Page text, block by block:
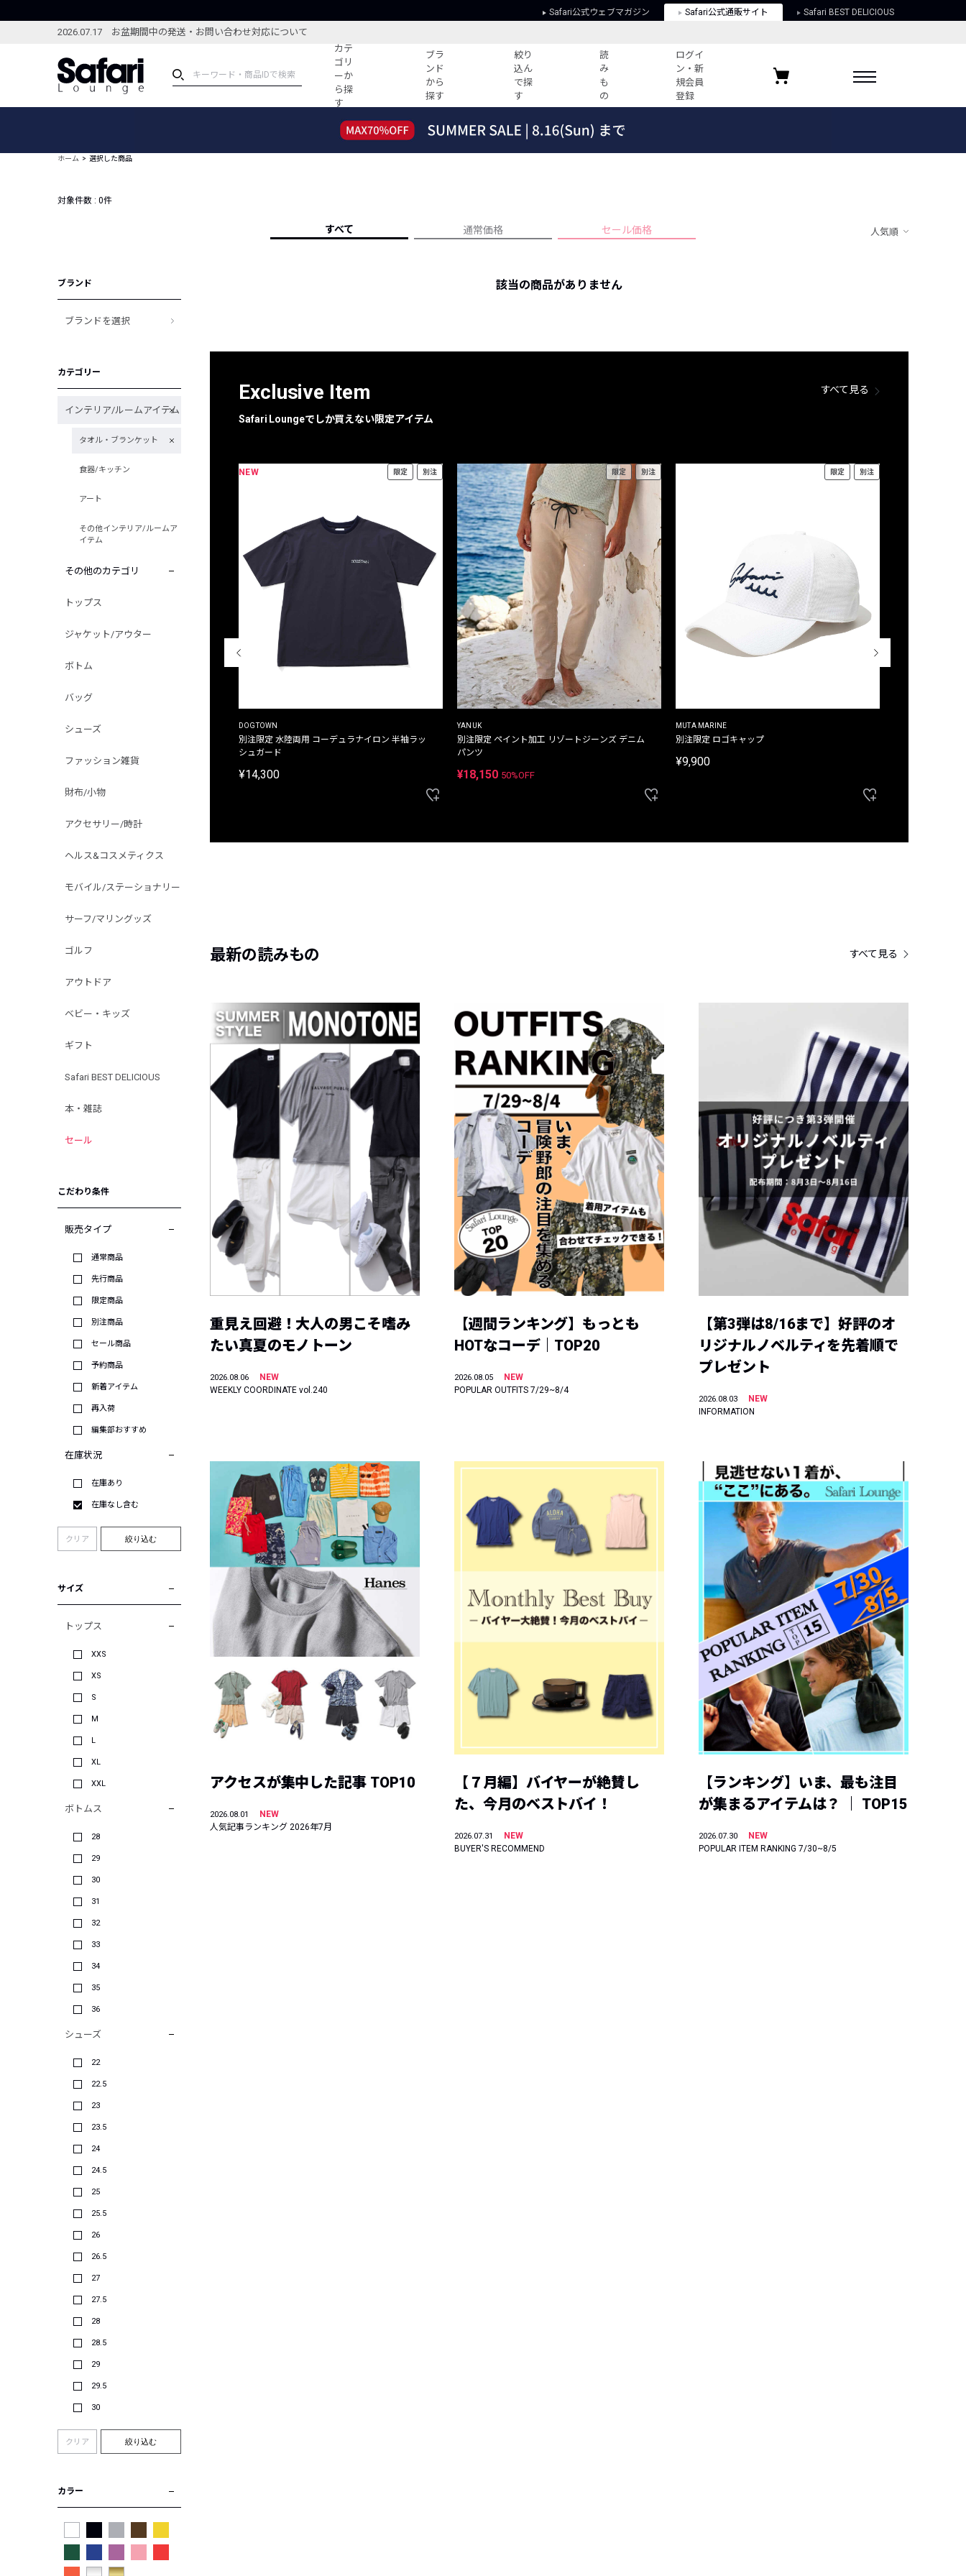
Safari公式ウェブマガジン Safari公式通販サイト Safari BEST DELICIOUS
2026.07.17 お盆期間中の発送・お問い合わせ対応について
カテ
ゴリ
ーか
ら探
す
ブラ
ンド
から
探す
絞り
込ん
で探
す
読
み
も
の
ログイ
ン・新
規会員
登録
ブランドから探す
新着アイテム
セール
編集部のおすすめコーディネート
すべての記事
新ブランドご紹介！
人気アイテム TOP 15
会社概要
特定商取引に関する法律
お気に入りブランド
ホーム 選択した商品
対象件数 : 0件
すべて 通常価格 セール価格 人気順
ブランド
ブランドを選択
カテゴリー
インテリア/ルームアイテム
タオル・ブランケット
食器/キッチン
アート
その他インテリア/ルームア
イテム
その他のカテゴリ
トップス
ジャケット/アウター
ボトム
バッグ
シューズ
ファッション雑貨
財布/小物
アクセサリー/時計
ヘルス&コスメティクス
モバイル/ステーショナリー
サーフ/マリングッズ
ゴルフ
アウトドア
ベビー・キッズ
ギフト
Safari BEST DELICIOUS
本・雑誌
セール
こだわり条件
販売タイプ
通常商品
先行商品
限定商品
別注商品
セール商品
予約商品
新着アイテム
再入荷
編集部おすすめ
在庫状況
在庫あり
在庫なし含む
クリア 絞り込む
サイズ
トップス
XXS
XS
S
M
L
XL
XXL
ボトムス
28
29
30
31
32
33
34
35
36
シューズ
22
22.5
23
23.5
24
24.5
25
25.5
26
26.5
27
27.5
28
28.5
29
29.5
30
クリア 絞り込む
カラー
該当の商品がありません
Exclusive Item
Safari Loungeでしか買えない限定アイテム
すべて見る
THE DUFFER OF ST.GEORGE
NEW 限定 別注
DOGTOWN
別注限定 水陸両用 コーデュラナイロン 半袖ラッ
シュガード
¥14,300
限定 別注
YANUK
別注限定 ペイント加工 リゾートジーンズ デニム
パンツ
¥18,150 50%OFF
限定 別注
MUTA MARINE
別注限定 ロゴキャップ
¥9,900
最新の読みもの すべて見る
重見え回避！大人の男こそ嗜み
たい真夏のモノトーン
2026.08.06
NEW
WEEKLY COORDINATE vol.240
【週間ランキング】もっとも
HOTなコーデ｜TOP20
2026.08.05
NEW
POPULAR OUTFITS 7/29~8/4
【第3弾は8/16まで】好評のオ
リジナルノベルティを先着順で
プレゼント
2026.08.03
NEW
INFORMATION
アクセスが集中した記事 TOP10
2026.08.01
NEW
人気記事ランキング 2026年7月
【７月編】バイヤーが絶賛し
た、今月のベストバイ！
2026.07.31
NEW
BUYER'S RECOMMEND
【ランキング】いま、最も注目
が集まるアイテムは？ ｜ TOP15
2026.07.30
NEW
POPULAR ITEM RANKING 7/30~8/5